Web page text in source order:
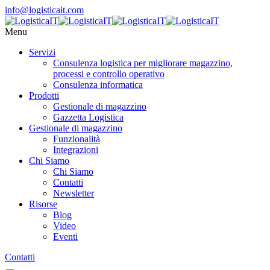
info@logisticait.com
Menu
Servizi
Consulenza logistica per migliorare magazzino,
processi e controllo operativo
Consulenza informatica
Prodotti
Gestionale di magazzino
Gazzetta Logistica
Gestionale di magazzino
Funzionalità
Integrazioni
Chi Siamo
Chi Siamo
Contatti
Newsletter
Risorse
Blog
Video
Eventi
Contatti